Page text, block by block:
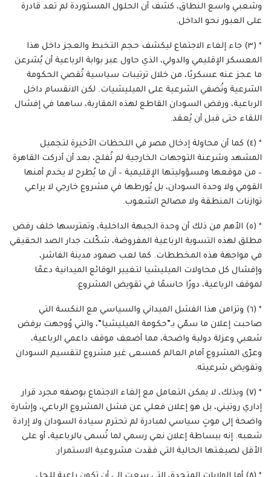
وشعبي واسع النطاق، كشف أن الحلول المستوردة لم تعد قادرة
على العبور نحو الداخل.
* (٣) جاء إلغاء الاجتماع ليكشف حجم التخبط والعجز داخل هذا
المعسكر الإقليمي والدولي، الذي حاول عبر بوابة الرباعية أن يُشرعن
ما عجز عنه عسكريًا، من خلال ترتيبات سياسية تُقصي الحكومة
الشرعية وتُضفي الشرعية على الميليشيات. لكن الانقسام داخل
الرباعية، ورفض السودان القاطع لهذه المقاربة، ساهما في إفشال
اللقاء حتى قبل أن يُعقد.
* (٤) كما أن محاولة إدخال مصر في اللحظات الأخيرة لتجميل
المشهد وشرعنة التوجهات الخارجية لم تُفلح، بعد أن أدركت القاهرة
– من موقعها ومسؤوليتها الإقليمية – أن ما يُطرح لا يخدم أمنها
القومي ولا وحدة السودان، بل يُورطها في مشروع خارجي لا يراعي
توازنات المنطقة ولا مصالح الشعوب.
* (٥) الأهم من ذلك أن وحدة الجبهة الداخلية، وتمترسها خلف رفض
مطلق لهذه التسوية الرباعية المفروضة، شكّلت جدار الصد الحقيقي
في مواجهة هذه المخططات. كما لعب صمود مدينة الفاشر،
وإفشال كل محاولات الميليشيا لتغيير الوقائع الميدانية دعمًا
لموقف الرباعية، دورًا حاسمًا في تقويض المشروع.
* (٦) وتزامن هذا الفشل الميداني والسياسي مع النكسة التي
صاحبت إعلان ما سمّي بـ”حكومة الميليشيا”، والتي وُوجهت برفض
شعبي وعزلة دولية واضحة، مما أضعف موقف داعمي الرباعية،
وعرّى المشروع أمام العالم كمسعى غير مشروع لتقسيم السودان
وتقويض شرعيته.
* (٧) وبذلك، لا يمكن التعامل مع إلغاء الاجتماع بوصفه مجرد قرار
إداري روتيني، بل هو إعلان فعلي عن فشل المشروع الرباعي، وإشارة
واضحة إلى موتٍ سياسي لمبادرة لم تحترم سيادة السودان ولا إرادة
شعبه. إنه ببساطة إعلان نعي رسمي لما تُسمى بالرباعية، أو على
الأقل لصيغتها الحالية التي فقدت مشروعية الاستمرار.